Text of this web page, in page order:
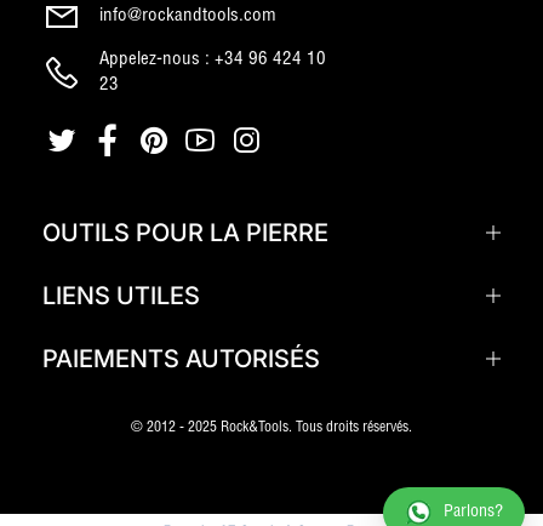
info@rockandtools.com
Appelez-nous : +34 96 424 10
23
OUTILS POUR LA PIERRE
LIENS UTILES
PAIEMENTS AUTORISÉS
© 2012 - 2025 Rock&Tools. Tous droits réservés.
Parlons?